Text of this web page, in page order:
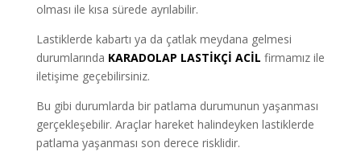
olması ile kısa sürede ayrılabilir.
Lastiklerde kabartı ya da çatlak meydana gelmesi
durumlarında KARADOLAP LASTİKÇİ ACİL firmamız ile
iletişime geçebilirsiniz.
Bu gibi durumlarda bir patlama durumunun yaşanması
gerçekleşebilir. Araçlar hareket halindeyken lastiklerde
patlama yaşanması son derece risklidir.